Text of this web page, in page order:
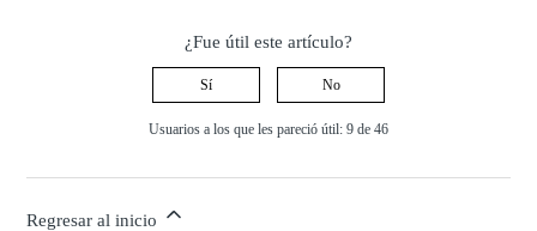
¿Fue útil este artículo?
Sí No
Usuarios a los que les pareció útil: 9 de 46
Regresar al inicio